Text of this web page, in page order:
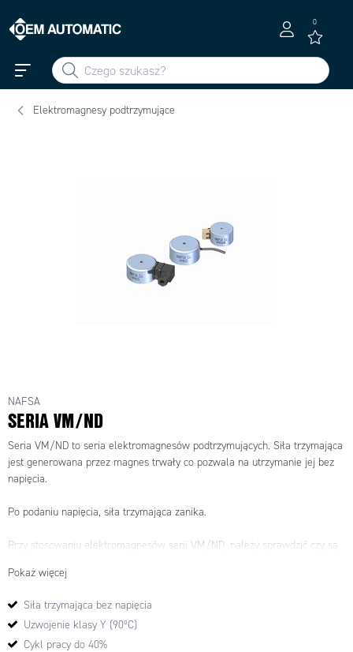
0
Elektromagnesy podtrzymujące
NAFSA
SERIA VM/ND
Seria VM/ND to seria elektromagnesów podtrzymujących. Siła trzymająca
jest generowana przez magnes trwały co pozwala na utrzymanie jej bez
napięcia.
Po podaniu napięcia, siła trzymająca zanika.
Przy stosowaniu elektromagnesów serii VM/ND, należy sprawdzić czy są
Pokaż więcej
Siła trzymająca bez napięcia
Uzwojenie klasy Y (90ºC)
Cykl pracy do 40%